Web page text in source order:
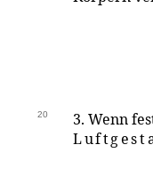
20
3. Wenn